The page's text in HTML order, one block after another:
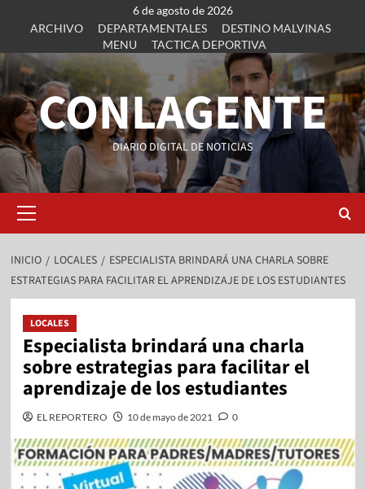
6 de agosto de 2026
ARCHIVO
DEPARTAMENTALES
DESTINO MALVINAS
MENU
TACTICA DEPORTIVA
CONLAGENTE
DIARIO DIGITAL DE NOTICIAS
INICIO LOCALES
ESPECIALISTA BRINDARÁ UNA CHARLA SOBRE
ESTRATEGIAS PARA FACILITAR EL APRENDIZAJE DE LOS ESTUDIANTES
LOCALES
Especialista brindará una charla
sobre estrategias para facilitar el
aprendizaje de los estudiantes
EL REPORTERO 10 de mayo de 2021 0